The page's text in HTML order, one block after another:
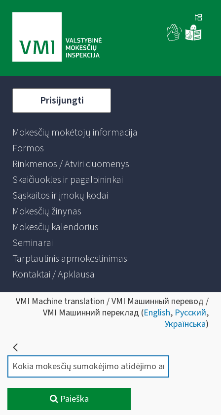
Prisijungti
Mokesčių mokėtojų informacija
Formos
Rinkmenos / Atviri duomenys
Skaičiuoklės ir pagalbininkai
Sąskaitos ir įmokų kodai
Mokesčių žinynas
Mokesčių kalendorius
Seminarai
Tarptautinis apmokestinimas
Kontaktai / Apklausa
VMI Machine translation / VMI Машинный перевод /
VMI Машинний переклад (English, Русский,
Українська)
Paieška